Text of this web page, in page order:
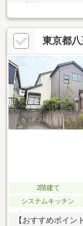
しく素敵なお家探
思われたらまずは
か？何も決まって
ください！お問
東京都
2階建て
システムキッチン
【おすすめポイン